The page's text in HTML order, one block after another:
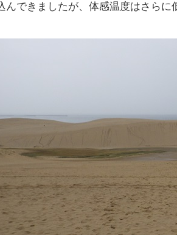
んできましたが、体感温度はさら